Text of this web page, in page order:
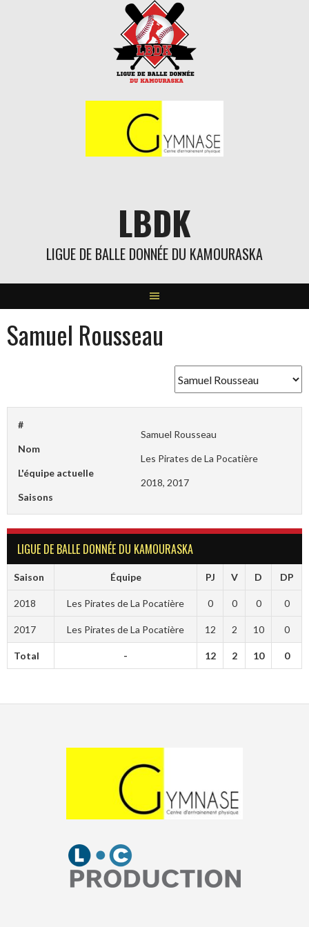
LBDK
LIGUE DE BALLE DONNÉE DU KAMOURASKA
Samuel Rousseau
#
Nom
Samuel Rousseau
L'équipe actuelle
Les Pirates de La Pocatière
Saisons
2018, 2017
LIGUE DE BALLE DONNÉE DU KAMOURASKA
Saison Équipe PJ V D DP
2018 Les Pirates de La Pocatière 0 0 0 0
2017 Les Pirates de La Pocatière 12 2 10 0
Total - 12 2 10 0